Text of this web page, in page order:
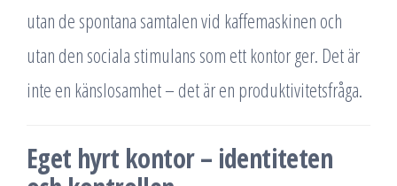
utan de spontana samtalen vid kaffemaskinen och
utan den sociala stimulans som ett kontor ger. Det är
inte en känslosamhet – det är en produktivitetsfråga.
Eget hyrt kontor – identiteten